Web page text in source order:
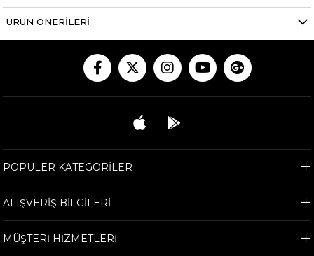
ÜRÜN ÖNERILERI
POPÜLER KATEGORİLER
ALIŞVERİŞ BİLGİLERİ
MÜŞTERİ HİZMETLERİ